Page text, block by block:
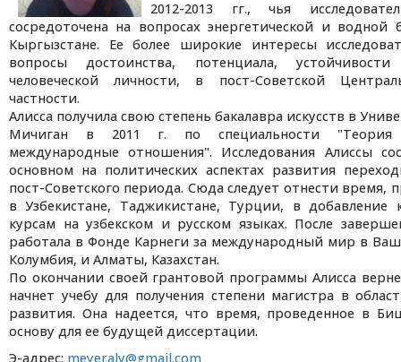
2012-2013 гг., чья
сосредоточена на вопросах энергетической и водной
Кыргызстане. Ее более широкие интересы
вопросы достоинства, потенциала,
человеческой личности, в пост-Советской
частности.
Алисса получила свою степень бакалавра искусств в
Мичиган в 2011 г. по специальности
международные отношения". Исследования Алиссы
основном на политических аспектах развития
пост-Советского периода. Сюда следует отнести время,
в Узбекистане, Таджикистане, Турции, в добавление
курсам на узбекском и русском языках. После
работала в Фонде Карнеги за международный мир в
Колумбия, и Алматы, Казахстан.
По окончании своей грантовой программы Алисса
начнет учебу для получения степени магистра в
развития. Она надеется, что время, проведенное в
основу для ее будущей диссертации.
Э-адрес: meyeraly@gmail.com